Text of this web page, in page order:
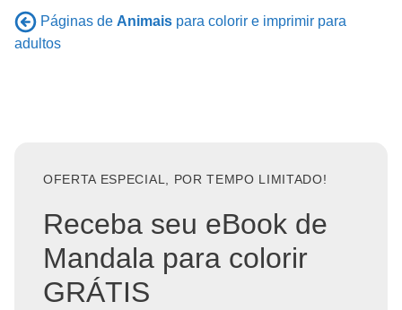
Páginas de Animais para colorir e imprimir para
adultos
OFERTA ESPECIAL, POR TEMPO LIMITADO!
Receba seu eBook de
Mandala para colorir
GRÁTIS